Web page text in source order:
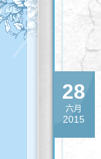
28
六月
2015